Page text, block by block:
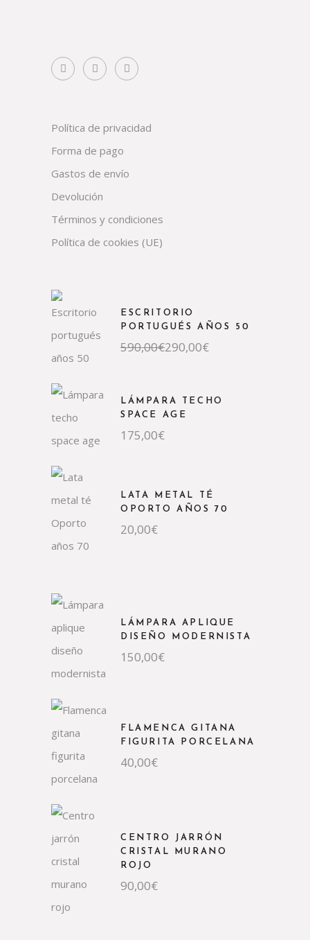
Política de privacidad
Forma de pago
Gastos de envío
Devolución
Términos y condiciones
Política de cookies (UE)
ESCRITORIO
PORTUGUÉS AÑOS 50
590,00€290,00€
LÁMPARA TECHO
SPACE AGE
175,00€
LATA METAL TÉ
OPORTO AÑOS 70
20,00€
LÁMPARA APLIQUE
DISEÑO MODERNISTA
150,00€
FLAMENCA GITANA
FIGURITA PORCELANA
40,00€
CENTRO JARRÓN
CRISTAL MURANO
ROJO
90,00€